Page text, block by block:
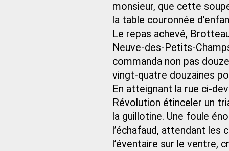
monsieur, que cette
la table couronnée
Le repas achevé,
Neuve-des-Petits-
commanda non pas
vingt-quatre douzaines
En atteignant la rue ci-
Révolution étinceler un
la guillotine. Une foule
l’échafaud, attendant
l’éventaire sur le ventre,